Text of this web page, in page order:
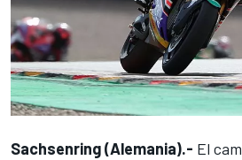
Sachsenring (Alemania).- El